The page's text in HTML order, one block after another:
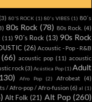
(3) 80'S ROCK (1) 80's VIBES (1) 80´s
80s Rock (78) 80s Rock. (4)
(11) 90´s Rock (13) 90s Rock
(26) Acoustic - Pop - R&B
(66) acoustic pop (11) acoustic
rock (3) Acústica Pop (1) Adult
Afro Pop (2) Afrobeat
(4)
/ Afro-pop / Afro-fusion (6) al (1)
Alt Folk (21) Alt Pop (260)